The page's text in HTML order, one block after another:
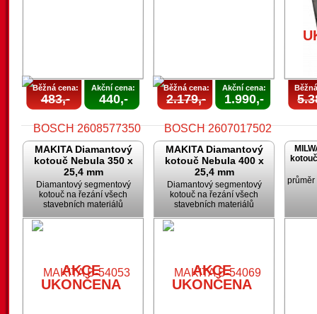
Běžná cena:
483,-
Akční cena:
440,-
Běžná cena:
2.179,-
Akční cena:
1.990,-
MAKITA Diamantový
kotouč Nebula 350 x
25,4 mm
Diamantový segmentový
kotouč na řezání všech
stavebních materiálů
AKCE
UKONČENA
MAKITA Diamantový
kotouč Nebula 400 x
25,4 mm
Diamantový segmentový
kotouč na řezání všech
stavebních materiálů
AKCE
UKONČENA
průměr